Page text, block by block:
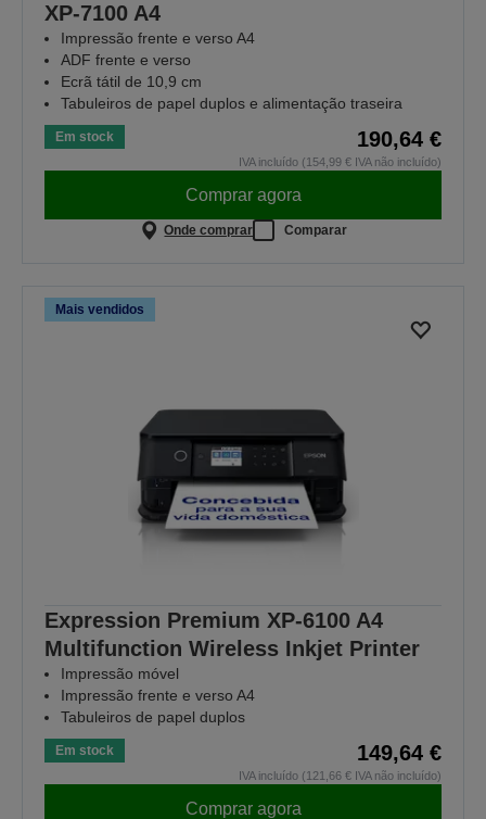
XP-7100 A4
Impressão frente e verso A4
ADF frente e verso
Ecrã tátil de 10,9 cm
Tabuleiros de papel duplos e alimentação traseira
Em stock 190,64 €
IVA incluído (154,99 € IVA não incluído)
Comprar agora
Onde comprar Comparar
Mais vendidos
Expression Premium XP-6100 A4
Multifunction Wireless Inkjet Printer
Impressão móvel
Impressão frente e verso A4
Tabuleiros de papel duplos
Em stock 149,64 €
IVA incluído (121,66 € IVA não incluído)
Comprar agora